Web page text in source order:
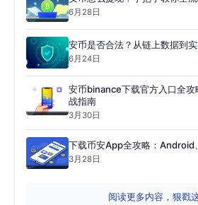
6月28日
安币是否合法？从链上数据到
6月24日
安币binance下载官方入口全
战指南
3月30日
下载币安App全攻略：Android
3月28日
阅读更多内容，狠戳